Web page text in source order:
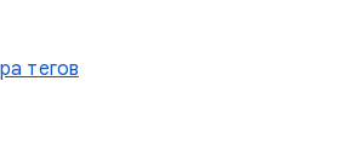
тегов